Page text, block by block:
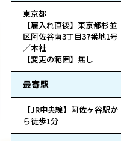
東京都
【雇入れ直後】東京都杉並
区阿佐谷南3丁目37番地1号
／本社
【変更の範囲】無し
最寄駅
【JR中央線】阿佐ヶ谷駅か
ら徒歩1分